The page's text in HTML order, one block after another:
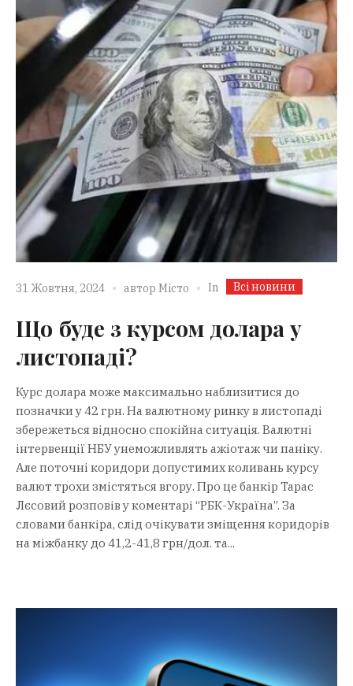
31 Жовтня, 2024 автор Місто In Всі новини
Що буде з курсом долара у
листопаді?
Курс долара може максимально наблизитися до
позначки у 42 грн. На валютному ринку в листопаді
збережеться відносно спокійна ситуація. Валютні
інтервенції НБУ унеможливлять ажіотаж чи паніку.
Але поточні коридори допустимих коливань курсу
валют трохи змістяться вгору. Про це банкір Тарас
Лєсовий розповів у коментарі “РБК-Україна”. За
словами банкіра, слід очікувати зміщення коридорів
на міжбанку до 41,2-41,8 грн/дол. та...